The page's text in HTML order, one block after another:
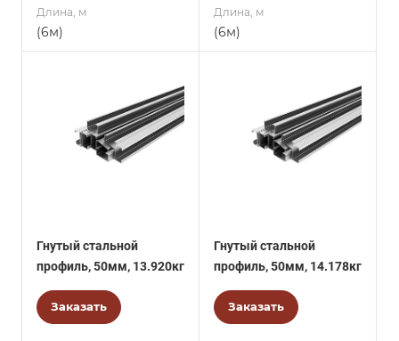
Длина, м
(6м)
Длина, м
(6м)
Гнутый стальной
профиль, 50мм, 13.920кг
Заказать
Гнутый стальной
профиль, 50мм, 14.178кг
Заказать